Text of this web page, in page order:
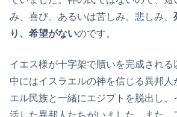
み、喜び、あるいは苦しみ、悲しみ、
り、希望がないのです。
イエス様が十字架で贖いを完成され
中にはイスラエルの神を信じる異邦人
エル民族と一緒にエジプトを脱出し、
活した異邦人たちがいました。また、